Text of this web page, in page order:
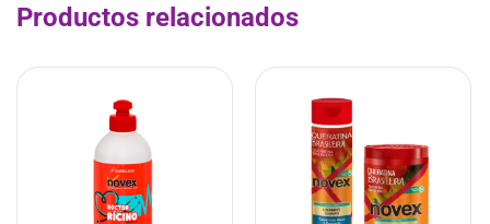
Productos relacionados